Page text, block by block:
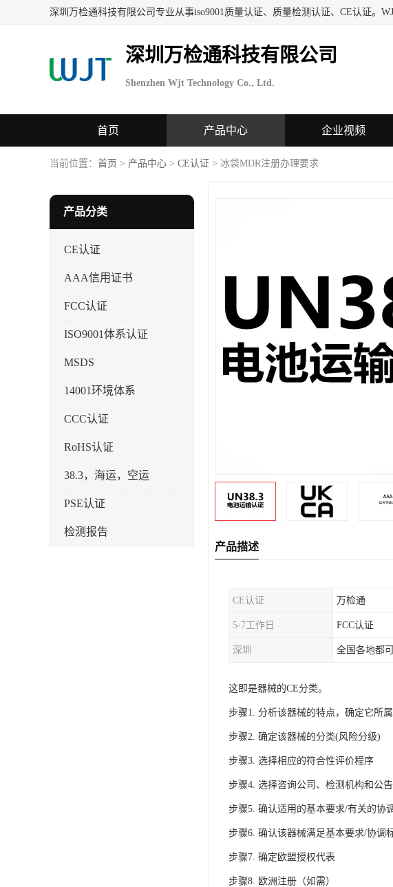
深圳万检通科技有限公司
Shenzhen Wjt Technology Co., Ltd.
首页 产品中心 企业视频
当前位置： 首页 > 产品中心 > CE认证 > 冰袋MDR注册办理要求
产品分类
CE认证
AAA信用证书
FCC认证
ISO9001体系认证
MSDS
14001环境体系
CCC认证
RoHS认证
38.3，海运，空运
PSE认证
检测报告
产品描述
CE认证 万检通
5-7工作日 FCC认证
深圳 全国各地都
这即是器械的CE分类。
步骤1. 分析该器械的特点，确定它所
步骤2. 确定该器械的分类(风险分级)
步骤3. 选择相应的符合性评价程序
步骤4. 选择咨询公司、检测机构和公
步骤5. 确认适用的基本要求/有关的协
步骤6. 确认该器械满足基本要求/协调
步骤7. 确定欧盟授权代表
步骤8. 欧洲注册（如需）